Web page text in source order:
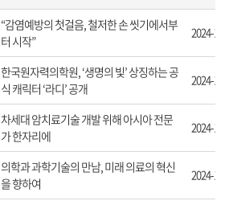
“감염예방의 첫걸음, 철저한 손 씻기에서부
터 시작”
2024-12-
한국원자력의학원, ‘생명의 빛’ 상징하는 공
식 캐릭터 ‘라디’ 공개
2024-12-
차세대 암치료기술 개발 위해 아시아 전문
가 한자리에
2024-12-
의학과 과학기술의 만남, 미래 의료의 혁신
을 향하여
2024-12-